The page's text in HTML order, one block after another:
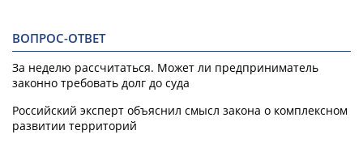
ВОПРОС-ОТВЕТ
За неделю рассчитаться. Может ли предприниматель
законно требовать долг до суда
Российский эксперт объяснил смысл закона о комплексном
развитии территорий